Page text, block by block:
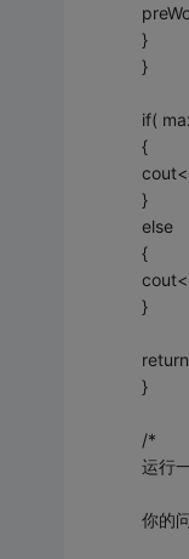
}
}
if(
{
}
else
{
}
}
/*
运行
你的